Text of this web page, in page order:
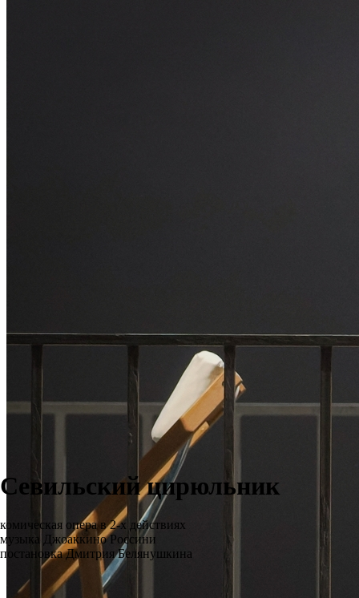
Севильский цирюльник
комическая опера в 2-х действиях
музыка Джоаккино Россини
постановка Дмитрия Белянушкина